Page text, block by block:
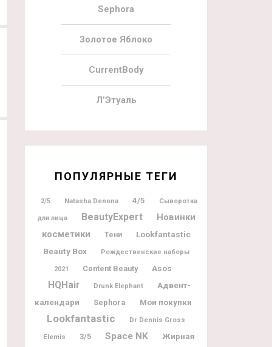
Sephora
Золотое Яблоко
CurrentBody
Л’Этуаль
ПОПУЛЯРНЫЕ ТЕГИ
2/5 Natasha Denona 4/5 Сыворотка
для лица BeautyExpert
Новинки
косметики
Тени
Lookfantastic
Beauty Box
Рождественские наборы
2021 Content Beauty Asos
HQHair Drunk Elephant
Адвент-
календари
Sephora Мои покупки
Lookfantastic
Dr Dennis Gross
Elemis
3/5 Space NK
Жирная